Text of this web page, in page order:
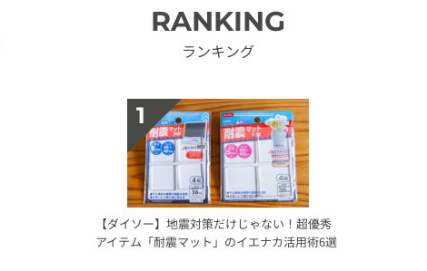
RANKING
ランキング
【ダイソー】地震対策だけじゃない！超優秀
アイテム「耐震マット」のイエナカ活用術6選